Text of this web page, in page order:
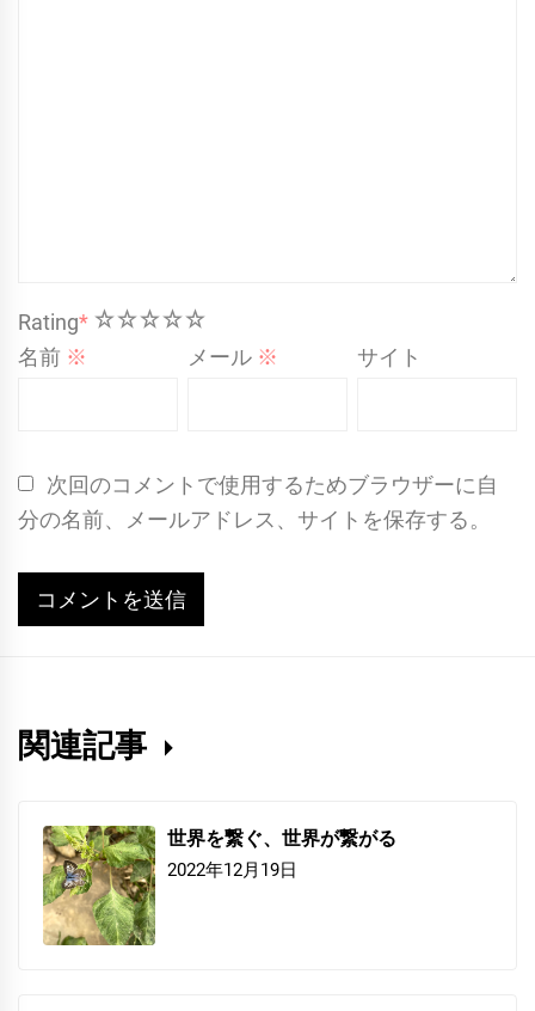
Rating* 5
4
3
2
1
名前 ※ メール ※ サイト
次回のコメントで使用するためブラウザーに自
分の名前、メールアドレス、サイトを保存する。
関連記事
世界を繋ぐ、世界が繋がる
2022年12月19日